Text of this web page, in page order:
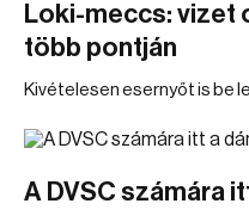
Loki-meccs: vizet
több pontján
Kivételesen esernyőt is be
A DVSC számára